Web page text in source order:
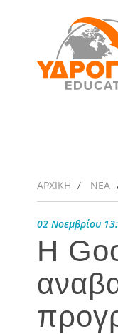
ΑΡΧΙΚΗ ΝΕΑ
02 Νοεμβρίου
H